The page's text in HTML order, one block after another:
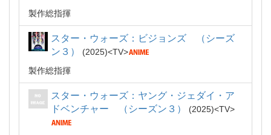
製作総指揮
スター・ウォーズ：ビジョンズ （シーズ
ン３）
2025
TV
製作総指揮
スター・ウォーズ：ヤング・ジェダイ・ア
ドベンチャー （シーズン３）
2025 TV